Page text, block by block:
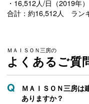
・16,512人/日（2019年）
合計：約16,512人 ラン
ＭＡＩＳＯＮ三房の
よくあるご質
ＭＡＩＳＯＮ三房は
ありますか？